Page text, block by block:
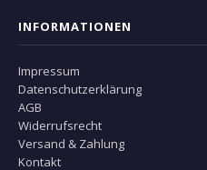
INFORMATIONEN
Impressum
Datenschutzerklärung
AGB
Widerrufsrecht
Versand & Zahlung
Kontakt